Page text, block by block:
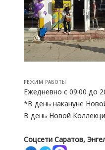
РЕЖИМ РАБОТЫ
Ежедневно с 09:00 до
*В день накануне
В день Новой
Соцсети Саратов,